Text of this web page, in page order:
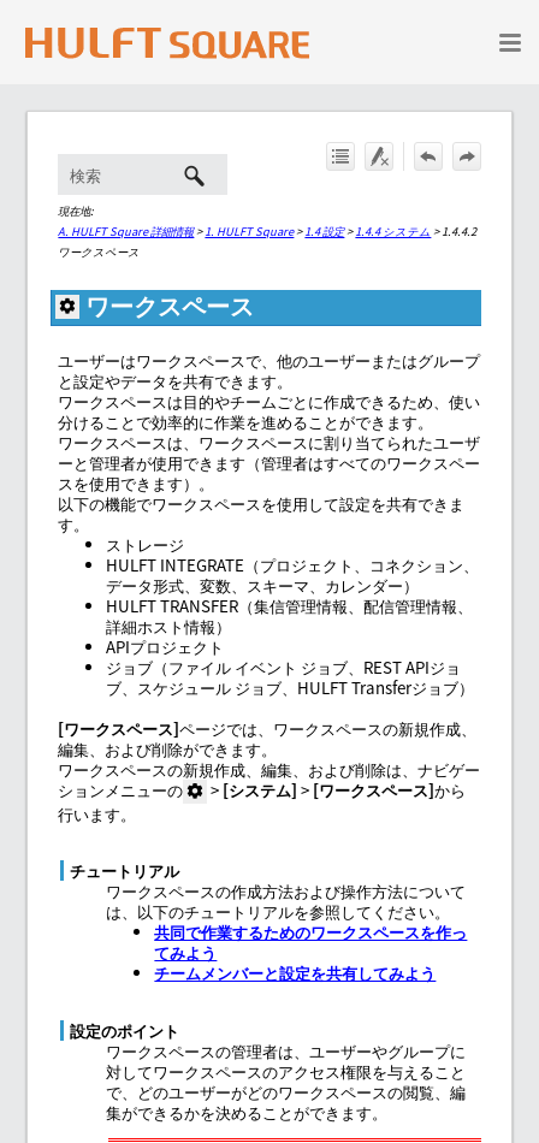
メイン コンテンツにスキップ
現在地:
A. HULFT Square 詳細情報> 1. HULFT Square> 1.4 設定> 1.4.4 システム > 1.4.4.2
ワークスペース
ワークスペース
ユーザーはワークスペースで、他のユーザーまたはグループ
と設定やデータを共有できます。
ワークスペースは目的やチームごとに作成できるため、使い
分けることで効率的に作業を進めることができます。
ワークスペースは、ワークスペースに割り当てられたユーザ
ーと管理者が使用できます（管理者はすべてのワークスペー
スを使用できます）。
以下の機能でワークスペースを使用して設定を共有できま
す。
ストレージ
HULFT INTEGRATE （プロジェクト コネクション
データ形式 、変数 スキーマ カレンダー）
HULFT TRANSFER （集信管理情報 、配信管理情報
詳細ホスト情報）
APIプロジェクト
ジョブ （ファイル イベント ジョブ
REST APIジョ
ブ
スケジュール ジョブ HULFT Transferジョブ）
ワークスペース ページでは、ワークスペースの新規作成、
編集、および削除ができます。
ワークスペースの新規作成、編集、および削除は、ナビゲー
ションメニューの
> システム > ワークスペース から
行います。
チュートリアル
ワークスペースの作成方法および操作方法について
は、以下のチュートリアルを参照してください。
共同で作業するためのワークスペースを作っ
てみよう
チームメンバーと設定を共有してみよう
設定のポイント
ワークスペースの管理者は、ユーザーやグループに
対してワークスペースのアクセス権限を与えること
で、どのユーザーがどのワークスペースの閲覧、編
集ができるかを決めることができます。